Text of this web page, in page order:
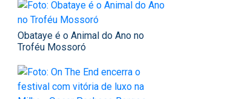
Obataye é o Animal do Ano no
Troféu Mossoró